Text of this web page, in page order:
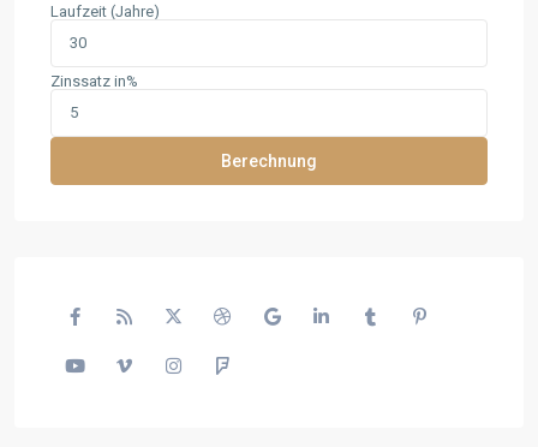
Laufzeit (Jahre)
Zinssatz in%
Berechnung